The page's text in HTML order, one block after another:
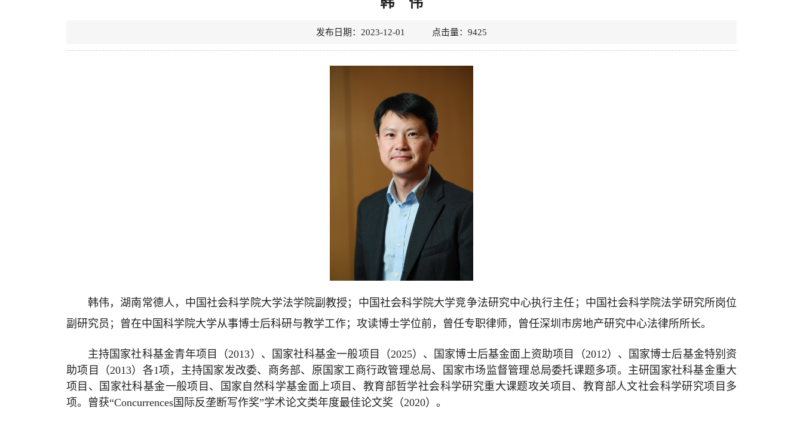
发布日期：2023-12-01 点击量： 9425
韩伟，湖南常德人，中国社会科学院大学法学院副教授；中国社会科学院大学竞争法研究中心执行主任；中国社会科学院法学研究所岗位
副研究员；曾在中国科学院大学从事博士后科研与教学工作；攻读博士学位前，曾任专职律师，曾任深圳市房地产研究中心法律所所长。
主持国家社科基金青年项目（2013）、国家社科基金一般项目（2025）、国家博士后基金面上资助项目（2012）、国家博士后基金特别资
助项目（2013）各1项，主持国家发改委、商务部、原国家工商行政管理总局、国家市场监督管理总局委托课题多项。主研国家社科基金重大
项目、国家社科基金一般项目、国家自然科学基金面上项目、教育部哲学社会科学研究重大课题攻关项目、教育部人文社会科学研究项目多
项。曾获“Concurrences国际反垄断写作奖”学术论文类年度最佳论文奖（2020）。